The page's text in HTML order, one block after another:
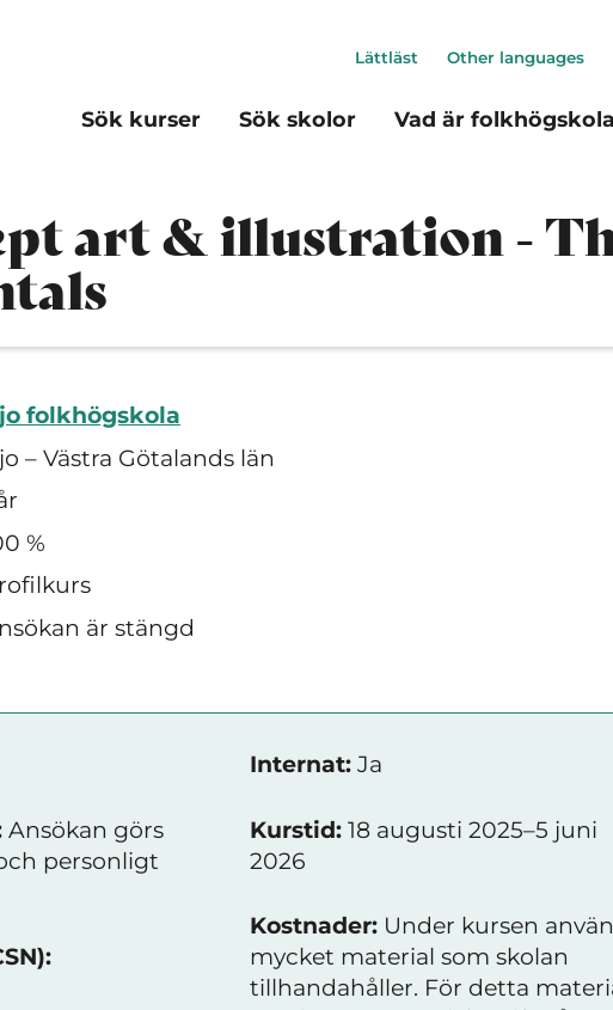
Sök kurser Sök skolor Vad är
Lättläst Other languages
art & illustration -
folkhögskola
– Västra Götalands län
%
är stängd
Ansökan görs
personligt
Internat: Ja
Kurstid: 18 augusti 2025–5 juni
2026
Kostnader: Under kursen
mycket material som skolan
tillhandahåller. För detta